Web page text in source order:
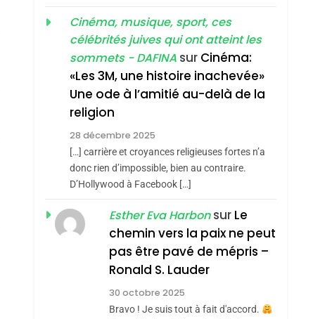
Accords D’Isaac:
L’alliance Pourrait
S’étendre À 13 Pays
D’Amérique Latine
5
Rapport D’ADL
Contre
L’antisémitisme
FRANCE ISRAÉL
6
FIÈRE, DIGNE ET
RÉSILIENTE :
POURQUOI JE
REVENDIQUE MA
JUDAÏTE Par Thérèse
Zrihen-Dvir
ISRAÉL JUDAISME
CE QUI NOUS
MANQUE – Jacques
Hadida
JUDAISME
Cinéma, musique, sport, ces
célébrités juives qui ont atteint les
sommets - DAFINA sur Cinéma:
«Les 3M, une histoire inachevée»
Une ode à l’amitié au-delà de la
religion
28 décembre 2025
[…] carrière et croyances religieuses fortes n’a
donc rien d’impossible, bien au contraire.
D’Hollywood à Facebook […]
Esther Eva Harbonsur Le
chemin vers la paix ne peut
pas être pavé de mépris –
Ronald S. Lauder
30 octobre 2025
Bravo ! Je suis tout à fait d'accord.